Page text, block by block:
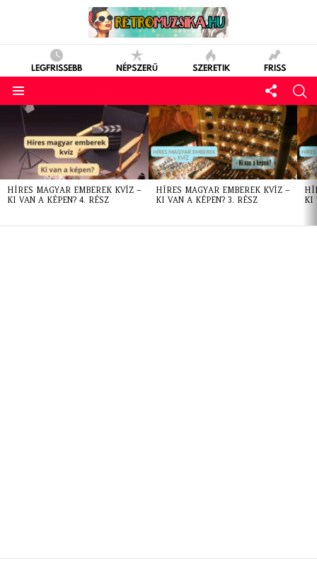
LEGFRISSEBB NÉPSZERŰ SZERETIK FRISS
LATEST
STORIES
HÍRES MAGYAR EMBEREK KVÍZ –
KI VAN A KÉPEN? 4. RÉSZ
HÍRES MAGYAR EMBEREK KVÍZ –
KI VAN A KÉPEN? 3. RÉSZ
KI